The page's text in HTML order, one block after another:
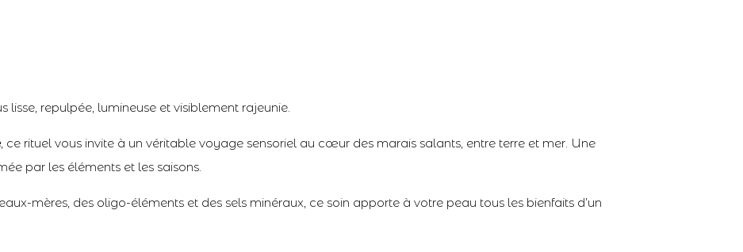
lisse, repulpée, lumineuse et visiblement rajeunie.
, ce rituel vous invite à un véritable voyage sensoriel au cœur des marais salants, entre terre et mer. Une
par les éléments et les saisons.
mères, des oligo-éléments et des sels minéraux, ce soin apporte à votre peau tous les bienfaits d’un